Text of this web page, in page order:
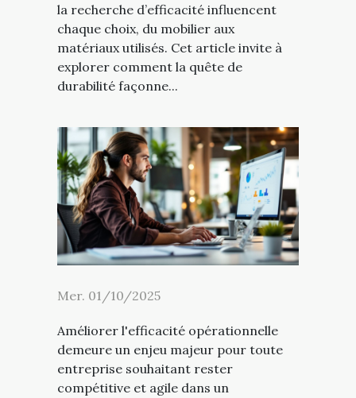
la recherche d’efficacité influencent
chaque choix, du mobilier aux
matériaux utilisés. Cet article invite à
explorer comment la quête de
durabilité façonne...
Mer. 01/10/2025
Améliorer l'efficacité opérationnelle
demeure un enjeu majeur pour toute
entreprise souhaitant rester
compétitive et agile dans un